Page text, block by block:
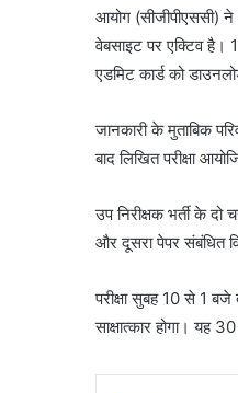
आयोग (सीजीपीएससी) ने
वेबसाइट पर एक्टिव है।
एडमिट कार्ड को
जानकारी के मुताबिक
बाद लिखित परीक्षा
उप निरीक्षक भर्ती के
और दूसरा पेपर संबंधित
परीक्षा सुबह 10 से 1
साक्षात्कार होगा। यह